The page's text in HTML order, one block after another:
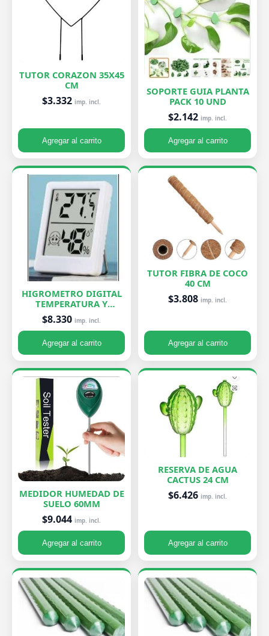
TUTOR CORAZON 35X45
CM
$3.332 imp. incl.
Agregar al carrito
SOPORTE GUIA PLANTA
PACK 10 UND
$2.142 imp. incl.
Agregar al carrito
HIGROMETRO DIGITAL
TEMPERATURA Y
HUMEDAD
$8.330 imp. incl.
Agregar al carrito
TUTOR FIBRA DE COCO
40 CM
$3.808 imp. incl.
Agregar al carrito
MEDIDOR HUMEDAD DE
SUELO 60MM
$9.044 imp. incl.
Agregar al carrito
RESERVA DE AGUA
CACTUS 24 CM
$6.426 imp. incl.
Agregar al carrito